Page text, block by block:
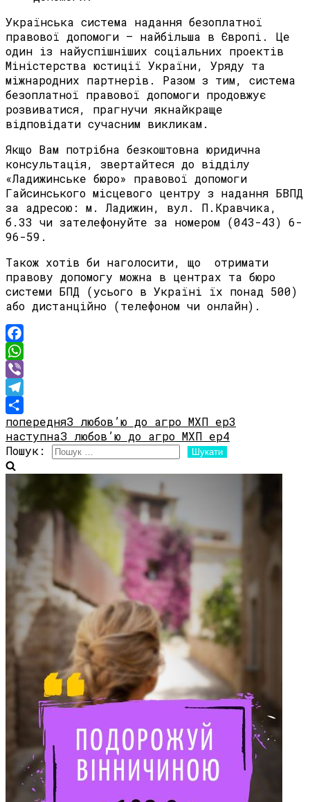
Українська система надання безоплатної
правової допомоги – найбільша в Європі. Це
один із найуспішніших соціальних проектів
Міністерства юстиції України, Уряду та
міжнародних партнерів. Разом з тим, система
безоплатної правової допомоги продовжує
розвиватися, прагнучи якнайкраще
відповідати сучасним викликам.
Якщо Вам потрібна безкоштовна юридична
консультація, звертайтеся до відділу
«Ладижинське бюро» правової допомоги
Гайсинського місцевого центру з надання БВПД
за адресою: м. Ладижин, вул. П.Кравчика,
б.33 чи зателефонуйте за номером (043-43) 6-
96-59.
Також хотів би наголосити, що отримати
правову допомогу можна в центрах та бюро
системи БПД (усього в Україні їх понад 500)
або дистанційно (телефоном чи онлайн).
Facebook
WhatsApp
Viber
Telegram
Share
попередняЗ любов’ю до агро МХП ep3
наступнаЗ любов’ю до агро МХП ep4
Пошук: